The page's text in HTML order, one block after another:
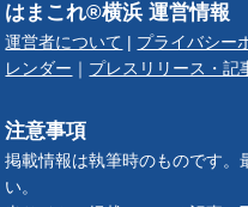
はまこれ®横浜 運営情報
運営者について プライバシー
レンダー
プレスリリース・記
注意事項
掲載情報は執筆時のものです。
い。